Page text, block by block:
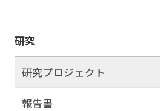
研究
研究プロジェクト
報告書